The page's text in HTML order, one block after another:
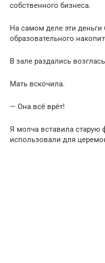
собственного бизнеса.
На самом деле эти
образовательного
В зале раздались
Мать вскочила.
— Она всё врёт!
Я молча вставила старую
использовали для